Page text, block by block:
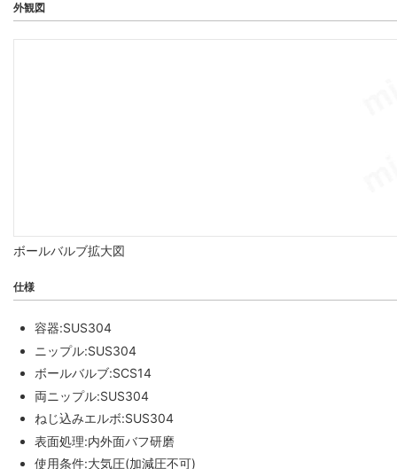
外観図
ボールバルブ拡大図
仕様
容器:SUS304
ニップル:SUS304
ボールバルブ:SCS14
両ニップル:SUS304
ねじ込みエルボ:SUS304
表面処理:内外面バフ研磨
使用条件:大気圧(加減圧不可)